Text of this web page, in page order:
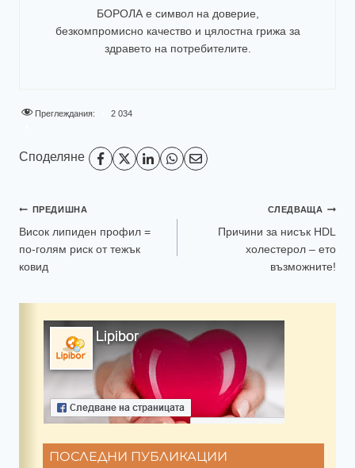
БОРОЛА е символ на доверие,
безкомпромисно качество и цялостна грижа за
здравето на потребителите
Преглеждания: 2 034
Споделяне
ПРЕДИШНА
Висок липиден профил =
по-голям риск от тежък
ковид
СЛЕДВАЩА
Причини за нисък HDL
холестерол – ето
възможните!
ПОСЛЕДНИ ПУБЛИКАЦИИ